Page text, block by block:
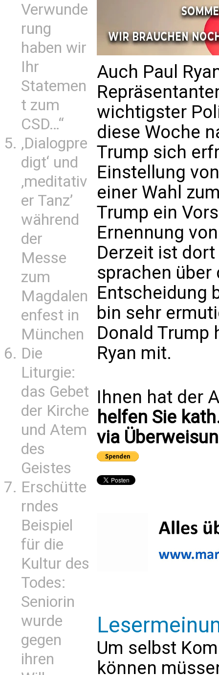
Verwunde
rung
haben wir
Ihr
Statemen
t zum
CSD…“
‚Dialogpre
digt‘ und
‚meditativ
er Tanz’
während
der
Messe
zum
Magdalen
enfest in
München
Die
Liturgie:
das Gebet
der Kirche
und Atem
des
Geistes
Erschütte
rndes
Beispiel
für die
Kultur des
Todes:
Seniorin
wurde
gegen
ihren
Auch Paul
wichtigster
diese Woche
Trump sich
Einstellung
einer Wahl
Trump ein
Ernennung
Derzeit ist dort
sprachen
Entscheidung
bin sehr
Donald Trump
Ryan mit.
Ihnen hat der
helfen Sie
via
Um selbst
können